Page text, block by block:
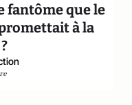
fantôme que le
à la